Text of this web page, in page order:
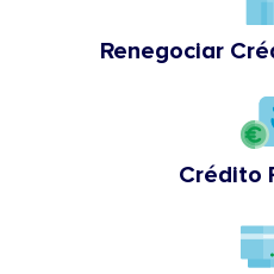
Renegociar
Crédito